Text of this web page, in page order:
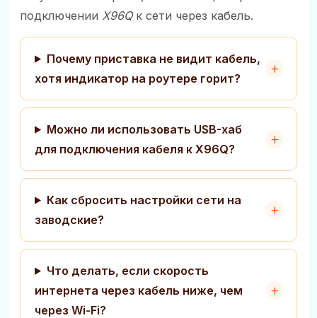
подключении X96Qк сети через кабель.
Почему приставка не видит кабель,
хотя индикатор на роутере горит?
Можно ли использовать USB-хаб
для подключения кабеля к X96Q?
Как сбросить настройки сети на
заводские?
Что делать, если скорость
интернета через кабель ниже, чем
через Wi-Fi?